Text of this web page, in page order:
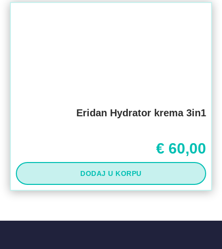
Eridan Hydrator krema 3in1
€ 60,00
DODAJ U KORPU